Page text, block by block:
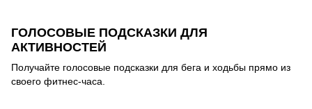
ГОЛОСОВЫЕ ПОДСКАЗКИ ДЛЯ
АКТИВНОСТЕЙ
Получайте голосовые подсказки для бега и ходьбы прямо из
своего фитнес-часа.